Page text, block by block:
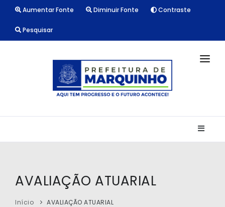
Aumentar Fonte Diminuir Fonte Contraste
Pesquisar
CONTATO
AVALIAÇÃO ATUARIAL
Início AVALIAÇÃO ATUARIAL